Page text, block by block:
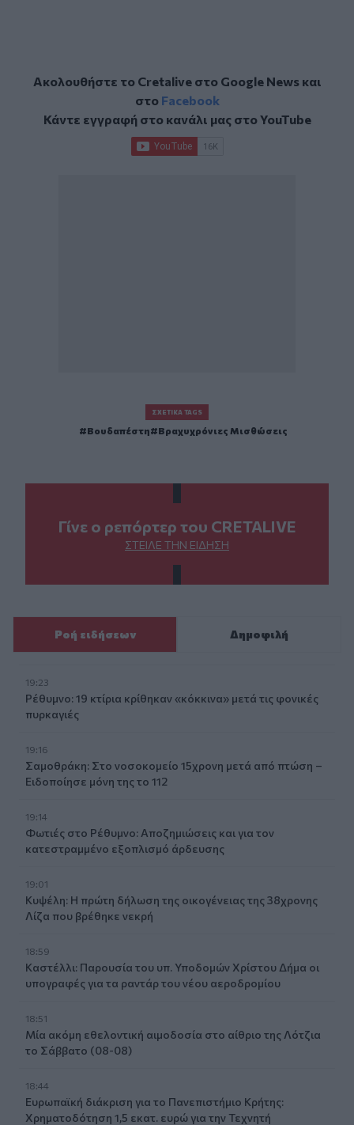
Ακολουθήστε το Cretalive στο Google Newsκαι
στο Facebook
Κάντε εγγραφή στο κανάλι μας στοYouTube
ΣΧΕΤΙΚΆ TAGS
Βουδαπέστη Βραχυχρόνιες Μισθώσεις
Γίνε ο ρεπόρτερ του CRETALIVE
ΣΤΕΊΛΕ ΤΗΝ ΕΊΔΗΣΗ
Ροή ειδήσεων Δημοφιλή
19:23
Ρέθυμνο: 19 κτίρια κρίθηκαν «κόκκινα» μετά τις φονικές
πυρκαγιές
19:16
Σαμοθράκη: Στο νοσοκομείο 15χρονη μετά από πτώση –
Ειδοποίησε μόνη της το 112
19:14
Φωτιές στο Ρέθυμνο: Αποζημιώσεις και για τον
κατεστραμμένο εξοπλισμό άρδευσης
19:01
Κυψέλη: Η πρώτη δήλωση της οικογένειας της 38χρονης
Λίζα που βρέθηκε νεκρή
18:59
Καστέλλι: Παρουσία του υπ. Υποδομών Χρίστου Δήμα οι
υπογραφές για τα ραντάρ του νέου αεροδρομίου
18:51
Μία ακόμη εθελοντική αιμοδοσία στο αίθριο της Λότζια
το Σάββατο (08-08)
18:44
Ευρωπαϊκή διάκριση για το Πανεπιστήμιο Κρήτης:
Χρηματοδότηση 1,5 εκατ. ευρώ για την Τεχνητή